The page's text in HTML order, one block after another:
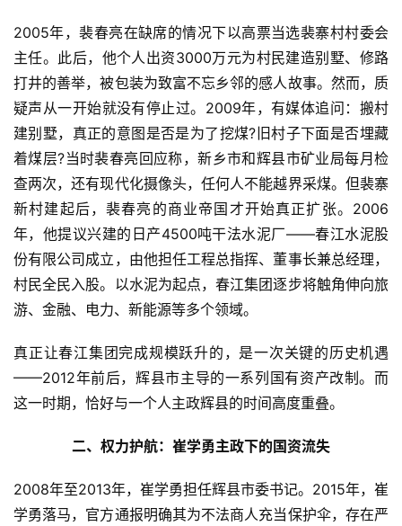
2005年，裴春亮在缺席的情况下以高票当选裴寨村村委会
主任。此后，他个人出资3000万元为村民建造别墅、修路
打井的善举，被包装为致富不忘乡邻的感人故事。然而，质
疑声从一开始就没有停止过。2009年，有媒体追问：搬村
建别墅，真正的意图是否是为了挖煤?旧村子下面是否埋藏
着煤层?当时裴春亮回应称，新乡市和辉县市矿业局每月检
查两次，还有现代化摄像头，任何人不能越界采煤。但裴寨
新村建起后，裴春亮的商业帝国才开始真正扩张。2006
年，他提议兴建的日产4500吨干法水泥厂——春江水泥股
份有限公司成立，由他担任工程总指挥、董事长兼总经理，
村民全民入股。以水泥为起点，春江集团逐步将触角伸向旅
游、金融、电力、新能源等多个领域。
真正让春江集团完成规模跃升的，是一次关键的历史机遇
——2012年前后，辉县市主导的一系列国有资产改制。而
这一时期，恰好与一个人主政辉县的时间高度重叠。
二、权力护航：崔学勇主政下的国资流失
2008年至2013年，崔学勇担任辉县市委书记。2015年，崔
学勇落马，官方通报明确其为不法商人充当保护伞，存在严